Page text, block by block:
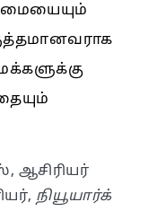
ஆசிரியர்
நியூயார்க்